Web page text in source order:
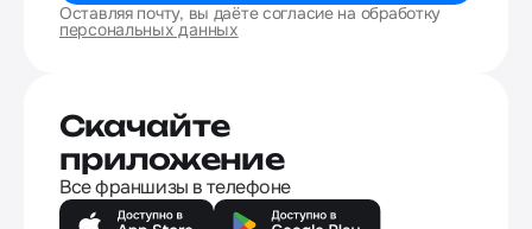
Оставляя почту, вы даёте согласие на обработку
персональных данных
Скачайте
приложение
Все франшизы в телефоне